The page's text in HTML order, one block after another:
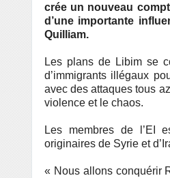
crée un nouveau
d’une importante
Quilliam.
Les plans de Libim se
d’immigrants illégaux
avec des attaques tous
violence et le chaos.
Les membres de l’EI
originaires de Syrie et
« Nous allons conquérir